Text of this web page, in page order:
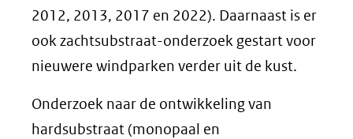
2012, 2013, 2017 en 2022). Daarnaast is er
ook zachtsubstraat-onderzoek gestart voor
nieuwere windparken verder uit de kust.
Onderzoek naar de ontwikkeling van
hardsubstraat (monopaal en